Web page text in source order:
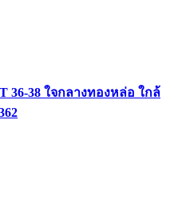
36-38 ใจกลางทองหล่อ ใกล้